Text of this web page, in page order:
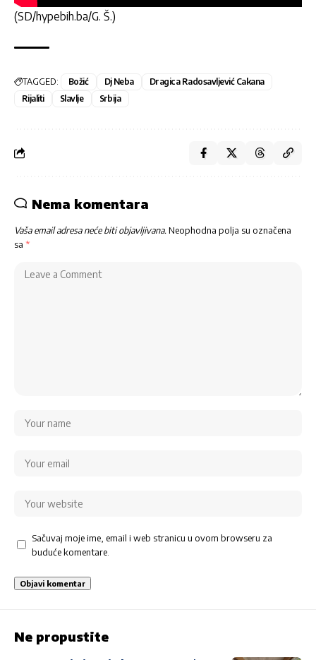
(SD/hypebih.ba/G. Š.)
TAGGED: Božić Dj Neba
Dragica Radosavljević Cakana
Rijaliti
Slavlje Srbija
Nema komentara
Vaša email adresa neće biti objavljivana. Neophodna polja su označena
sa *
Sačuvaj moje ime, email i web stranicu u ovom browseru za
buduće komentare.
Ne propustite